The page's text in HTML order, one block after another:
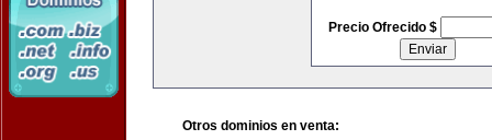
Precio Ofrecido $
Otros dominios en venta: